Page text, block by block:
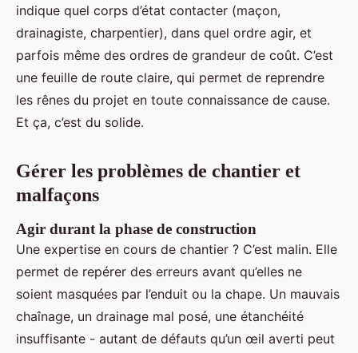
indique quel corps d’état contacter (maçon,
drainagiste, charpentier), dans quel ordre agir, et
parfois même des ordres de grandeur de coût. C’est
une feuille de route claire, qui permet de reprendre
les rênes du projet en toute connaissance de cause.
Et ça, c’est du solide.
Gérer les problèmes de chantier et
malfaçons
Agir durant la phase de construction
Une expertise en cours de chantier ? C’est malin. Elle
permet de repérer des erreurs avant qu’elles ne
soient masquées par l’enduit ou la chape. Un mauvais
chaînage, un drainage mal posé, une étanchéité
insuffisante - autant de défauts qu’un œil averti peut